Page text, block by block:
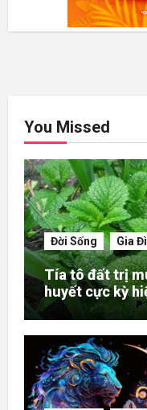
You Missed
Đời Sống Gia
Tía tô đất trị
huyết cực kỳ